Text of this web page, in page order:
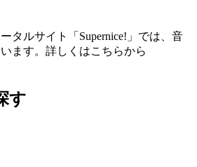
タルサイト「Supernice!」では、音
ます。詳しくはこちらから
す